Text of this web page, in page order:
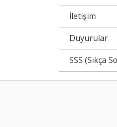
İletişim
Duyurular
SSS (Sıkça